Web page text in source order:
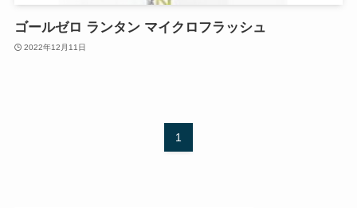
ゴールゼロ ランタン マイクロフラッシュ
2022年12月11日
1